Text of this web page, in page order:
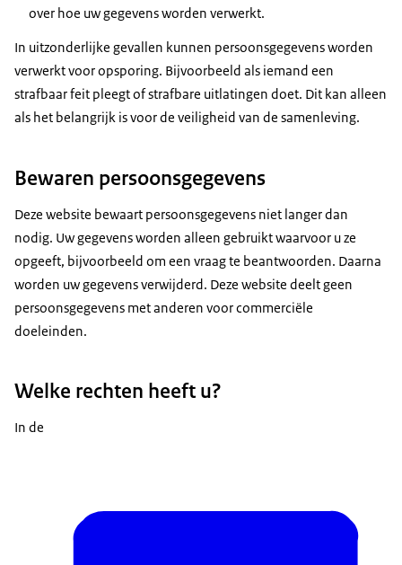
over hoe uw gegevens worden verwerkt.
In uitzonderlijke gevallen kunnen persoonsgegevens worden
verwerkt voor opsporing. Bijvoorbeeld als iemand een
strafbaar feit pleegt of strafbare uitlatingen doet. Dit kan alleen
als het belangrijk is voor de veiligheid van de samenleving.
Bewaren persoonsgegevens
Deze website bewaart persoonsgegevens niet langer dan
nodig. Uw gegevens worden alleen gebruikt waarvoor u ze
opgeeft, bijvoorbeeld om een vraag te beantwoorden. Daarna
worden uw gegevens verwijderd. Deze website deelt geen
persoonsgegevens met anderen voor commerciële
doeleinden.
Welke rechten heeft u?
In de